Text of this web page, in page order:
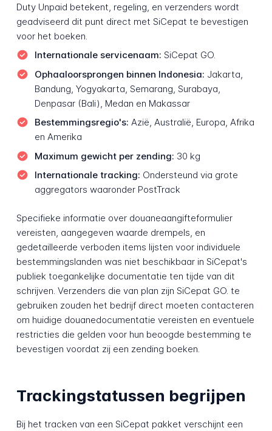
Duty Unpaid betekent, regeling, en verzenders wordt
geadviseerd dit punt direct met SiCepat te bevestigen
voor het boeken.
Internationale servicenaam: SiCepat GO.
Ophaaloorsprongen binnen Indonesia: Jakarta,
Bandung, Yogyakarta, Semarang, Surabaya,
Denpasar (Bali), Medan en Makassar
Bestemmingsregio's: Azië, Australië, Europa, Afrika
en Amerika
Maximum gewicht per zending: 30 kg
Internationale tracking: Ondersteund via grote
aggregators waaronder PostTrack
Specifieke informatie over douaneaangifteformulier
vereisten, aangegeven waarde drempels, en
gedetailleerde verboden items lijsten voor individuele
bestemmingslanden was niet beschikbaar in SiCepat's
publiek toegankelijke documentatie ten tijde van dit
schrijven. Verzenders die van plan zijn SiCepat GO. te
gebruiken zouden het bedrijf direct moeten contacteren
om huidige douanedocumentatie vereisten en eventuele
restricties die gelden voor hun beoogde bestemming te
bevestigen voordat zij een zending boeken.
Trackingstatussen begrijpen
Bij het tracken van een SiCepat pakket verschijnt een